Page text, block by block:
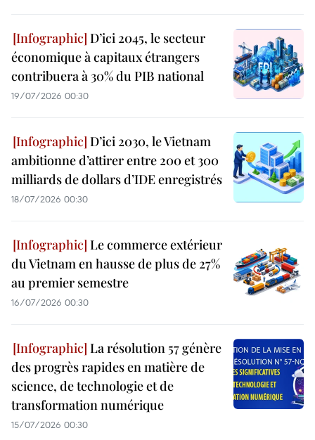
D’ici 2045, le secteur
économique à capitaux étrangers
contribuera à 30% du PIB national
19/07/2026 00:30
D’ici 2030, le Vietnam
ambitionne d’attirer entre 200 et 300
milliards de dollars d’IDE enregistrés
18/07/2026 00:30
Le commerce extérieur
du Vietnam en hausse de plus de 27%
au premier semestre
16/07/2026 00:30
La résolution 57 génère
des progrès rapides en matière de
science, de technologie et de
transformation numérique
15/07/2026 00:30